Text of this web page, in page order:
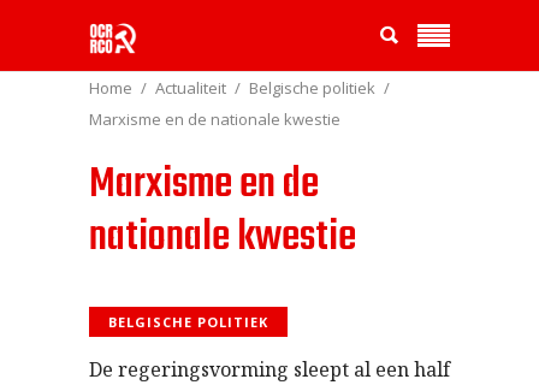
Home Actualiteit
Belgische politiek
Marxisme en de nationale kwestie
Marxisme en de
nationale kwestie
BELGISCHE POLITIEK
De regeringsvorming sleept al een half